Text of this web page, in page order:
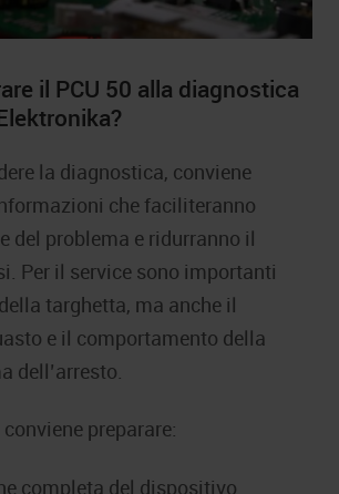
il PCU 50 alla diagnostica
la diagnostica, conviene
che faciliteranno
del problema e ridurranno il
Per il service sono importanti
targhetta, ma anche il
e il comportamento della
dell’arresto.
preparare:
completa del dispositivo